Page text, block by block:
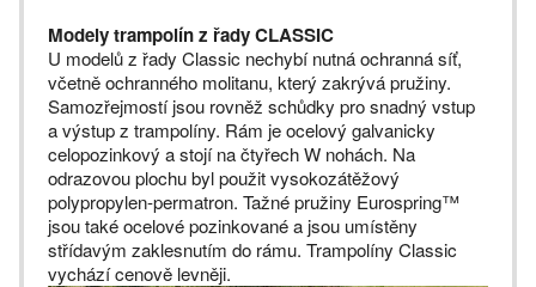
Modely trampolín z řady CLASSIC
U modelů z řady Classic nechybí nutná ochranná síť,
včetně ochranného molitanu, který zakrývá pružiny.
Samozřejmostí jsou rovněž schůdky pro snadný vstup
a výstup z trampolíny. Rám je ocelový galvanicky
celopozinkový a stojí na čtyřech W nohách. Na
odrazovou plochu byl použit vysokozátěžový
polypropylen-permatron. Tažné pružiny Eurospring™
jsou také ocelové pozinkované a jsou umístěny
střídavým zaklesnutím do rámu. Trampolíny Classic
vychází cenově levněji.